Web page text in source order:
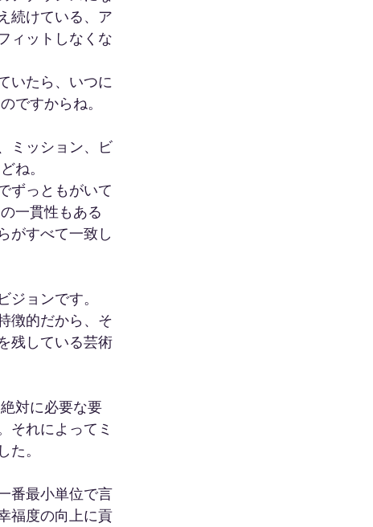
続けている、ア
ィットしなくな
いたら、いつに
ですからね。
ミッション、ビ
ね。
ずっともがいて
一貫性もある
がすべて一致し
ジョンです。
徴的だから、そ
残している芸術
対に必要な要
それによってミ
。
番最小単位で言
福度の向上に貢